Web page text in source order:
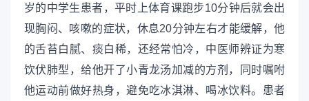
岁的中学生患者，平时上体育课跑步10分钟后就会出
现胸闷、咳嗽的症状，休息20分钟左右才能缓解，他
的舌苔白腻、痰白稀，还经常怕冷，中医师辨证为寒
饮伏肺型，给他开了小青龙汤加减的方剂，同时嘱咐
他运动前做好热身，避免吃冰淇淋、喝冰饮料。患者